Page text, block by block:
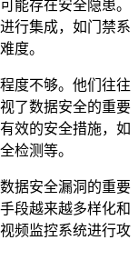
能存在安全隐患。
行集成，如门禁系
度。
度不够。他们往往
了数据安全的重要
效的安全措施，如
检测等。
据安全漏洞的重要
段越来越多样化和
频监控系统进行攻